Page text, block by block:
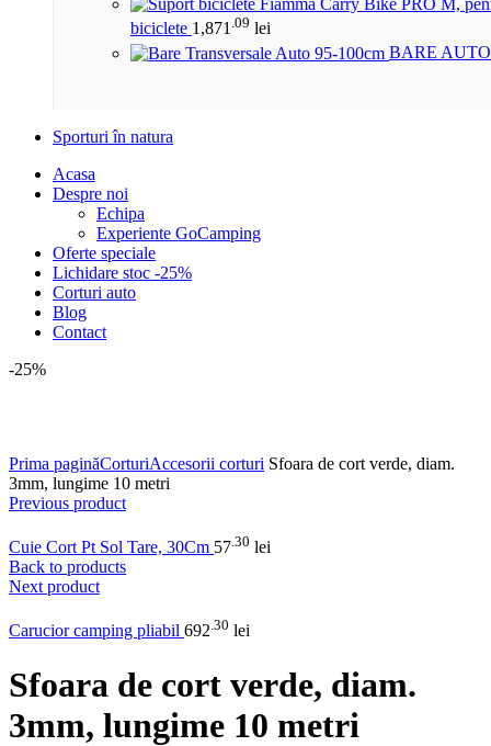
biciclete 1,871 .09 lei
BARE
Sporturi în natura
Acasa
Despre noi
Echipa
Experiente GoCamping
Oferte speciale
Lichidare stoc -25%
Corturi auto
Blog
Contact
-25%
Prima paginăCorturiAccesorii corturi Sfoara de cort verde, diam.
3mm, lungime 10 metri
Previous product
Cuie Cort Pt Sol Tare, 30Cm 57 .30 lei
Back to products
Next product
Carucior camping pliabil 692 .30 lei
Sfoara de cort verde, diam.
3mm, lungime 10 metri